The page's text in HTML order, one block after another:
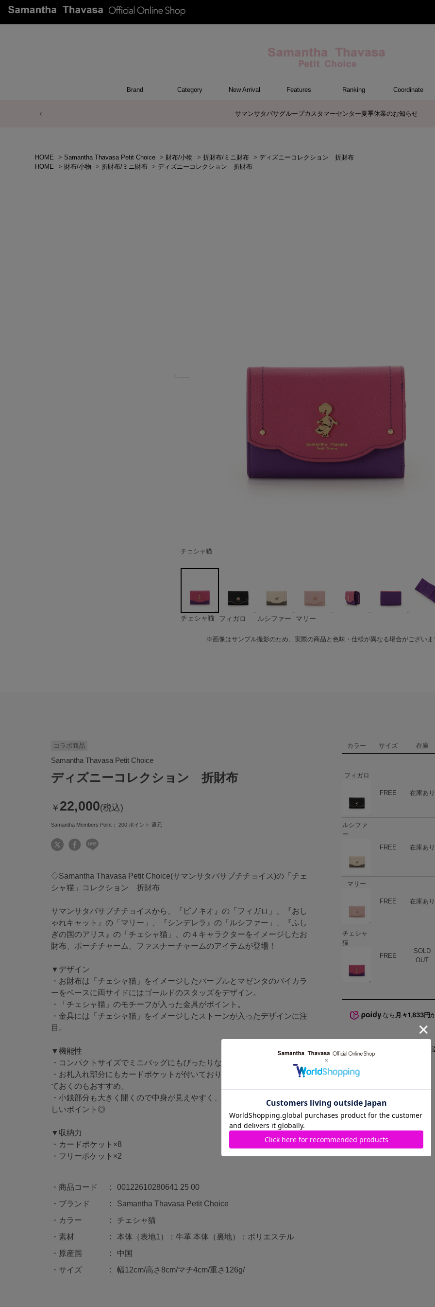
Brand Category
トートバッグ/ブリーフ
ショルダーバッグ/ミニバッグ
ボストンバッグ
リュック/バックパック
ボディバッグ/ウエストポーチ
ウォレット&スマホショルダーバッ
バッグその他
ケアアイテム
長財布
中財布
折財布/ミニ財布
コインケース/マルチケース
財布・小物その他
ポーチ
カードケース/名刺入れ
キーケース
パスケース
モバイルグッズ
ケース/ポーチその他
ファスナートップチャーム
バッグチャーム
チャームその他
New Arrival Features Ranking Coordinate
サマンサタバサグループカスタマーセンター夏季休業のお知らせ
HOME > Samantha Thavasa Petit Choice > 財布/小物 > 折財布/ミニ財布 > ディズニーコレクション 折財布
HOME
> 財布/小物 > 折財布/ミニ財布 > ディズニーコレクション 折財布
チェシャ猫
フィガロ
ルシファー
マリー
チェシャ猫 フィガロ ルシファー マリー
※画像はサンプル撮影のため、実際の商品と色味・仕様が異なる場合がございま
コラボ商品
Samantha Thavasa Petit Choice
ディズニーコレクション 折財布
￥ 22,000(税込)
Samantha Members Point： 200ポイント 還元
◇Samantha Thavasa Petit Choice(サマンサタバサプチチョイス)の「チェ
シャ猫」コレクション 折財布
サマンサタバサプチチョイスから、『ピノキオ』の「フィガロ」、『おし
ゃれキャット』の「マリー」、『シンデレラ』の「ルシファー」、『ふし
ぎの国のアリス』の「チェシャ猫」、の４キャラクターをイメージしたお
財布、ポーチチャーム、ファスナーチャームのアイテムが登場！
▼デザイン
・お財布は「チェシャ猫」をイメージしたパープルとマゼンタのバイカラ
ーをベースに両サイドにはゴールドのスタッズをデザイン。
・「チェシャ猫」のモチーフが入った金具がポイント。
・金具には「チェシャ猫」をイメージしたストーンが入ったデザインに注
目。
▼機能性
・コンパクトサイズでミニバッグにもぴったりなサイズ感です。
・お札入れ部分にもカードポケットが付いており、よく使うカードを入れ
ておくのもおすすめ。
・小銭部分も大きく開くので中身が見えやすく、取り出しやすいのもうれ
しいポイント◎
▼収納力
・カードポケット×8
・フリーポケット×2
商品コード
00122610280641 25 00
ブランド
Samantha Thavasa Petit Choice
カラー
チェシャ猫
素材
本体（表地1）：牛革 本体（裏地）：ポリエステル
原産国
中国
サイズ
幅12cm/高さ8cm/マチ4cm/重さ126g/
カラー サイズ 在庫
フィガロ
FREE 在庫あり
ルシファ
ー
FREE
在庫あり
マリー
FREE 在庫あり
チェシャ
猫
FREE
SOLD
OUT
なら 月々1,833円
配送